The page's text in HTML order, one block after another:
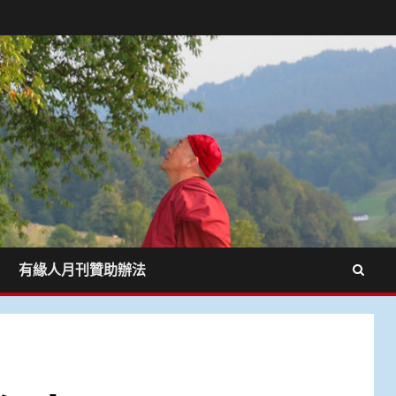
有緣人月刊贊助辦法